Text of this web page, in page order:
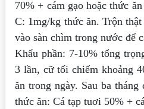
70% + cám gạo hoặc thức
C: 1mg/kg thức ăn. Trộn
vào sàn chìm trong nước để
Khẩu phần: 7-10% tổng
3 lần, cữ tối chiếm khoảng
ăn trong ngày. Sau ba
thức ăn: Cá tạp tuơi 50% +